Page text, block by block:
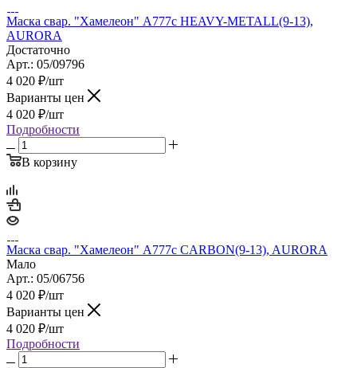
Маска свар. "Хамелеон" А777c HEAVY-METALL(9-13),
AURORA
Достаточно
Арт.: 05/09796
4 020 ₽/шт
Варианты цен
4 020 ₽/шт
Подробности
В корзину
Маска свар. "Хамелеон" А777c CARBON(9-13), AURORA
Мало
Арт.: 05/06756
4 020 ₽/шт
Варианты цен
4 020 ₽/шт
Подробности